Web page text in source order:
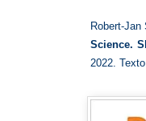
Robert-
Science.
2022.